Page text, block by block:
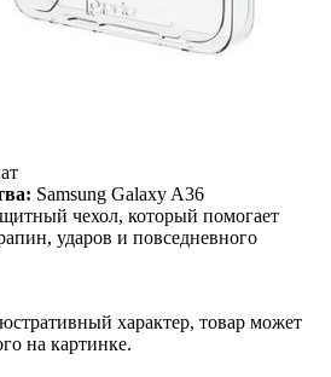
Samsung Galaxy A36
чехол, который помогает
ударов и повседневного
характер, товар может
на картинке.